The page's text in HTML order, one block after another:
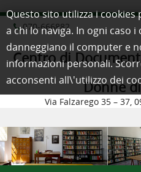
070-666882
Centro di
Donne
Via Falzarego 35 – 37,
Skip to content
Questo sito utilizza i
a chi lo naviga. In ogni caso
danneggiano il computer e
informazioni personali.
acconsenti all\'utilizzo dei